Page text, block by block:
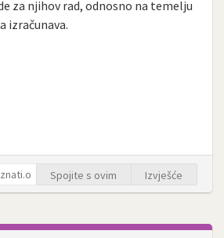
za njihov rad, odnosno na temelju
izračunava.
Spojite s ovim Izvješće